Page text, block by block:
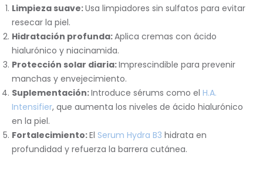
Limpieza suave:Usa limpiadores sin sulfatos para evitar
resecar la piel.
Hidratación profunda:Aplica cremas con ácido
hialurónico y niacinamida.
Protección solar diaria:Imprescindible para prevenir
manchas y envejecimiento.
Suplementación:Introduce sérums como el H.A.
Intensifier, que aumenta los niveles de ácido hialurónico
en la piel.
Fortalecimiento:El Serum Hydra B3 hidrata en
profundidad y refuerza la barrera cutánea.